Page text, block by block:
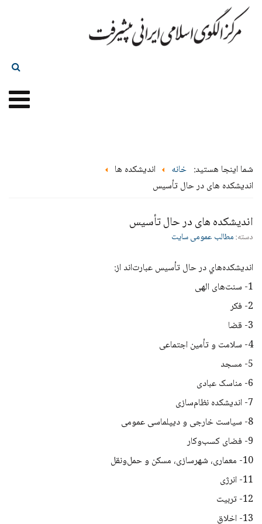
شما اینجا هستید: خانه
اندیشکده ها
اندیشکده های در حال تأسیس
اندیشکده های در حال تأسیس
دسته:مطالب عمومی سایت
انديشكده‌هاي در حال تأسيس عبارت‌اند از:
1- سنت‌های الهی
2- فکر
3- قضا
4- سلامت و تأمین اجتماعی
5- مسجد
6- مناسک عبادی
7- اندیشکده نظام‌سازی
8- سیاست خارجی و دیپلماسی عمومی
9- فضای کسب‌وکار
10- معماری، شهرسازی، مسکن و حمل‌ونقل
11- انرژی
12- تربیت
13- اخلاق